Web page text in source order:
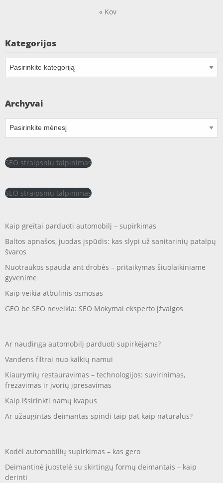
« Kov
Kategorijos
Kategorijos
Archyvai
Archyvai
SEO straipsniu talpinimas
SEO straipsniu talpinimas
Kaip greitai parduoti automobilį – supirkimas
Baltos apnašos, juodas įspūdis: kas slypi už sanitarinių patalpų
švaros
Nuotraukos spauda ant drobės – pritaikymas šiuolaikiniame
gyvenime
Kaip veikia atbulinis osmosas
GEO be SEO neveikia: SEO Mokymai eksperto įžvalgos
Ar naudinga automobilį parduoti supirkėjams?
Vandens filtrai nuo kalkių namui
Kiaurymių restauravimas – technologijos: suvirinimas,
frezavimas ir įvorių įpresavimas
Kaip išsirinkti namų kvapus
Ar užaugintas deimantas spindi taip pat kaip natūralus?
Kodėl automobilių supirkimas – kas gero
Deimantinė juostelė su skirtingų formų deimantais – kaip
derinti